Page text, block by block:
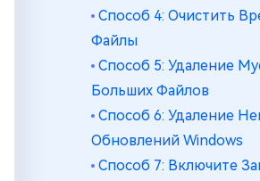
Способ 4: Очистить
Файлы
Способ 5: Удаление
Больших Файлов
Способ 6: Удаление
Обновлений Windows
Способ 7: Включите